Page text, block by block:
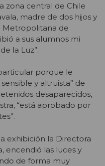
zona central de Chile
madre de dos hijos y
Metropolitana de
a sus alumnos mi
la Luz”.
porque le
y altruista” de
desaparecidos,
“está aprobado por
exhibición la Directora
encendió las luces y
de forma muy